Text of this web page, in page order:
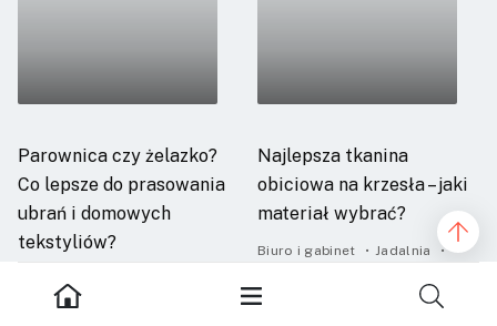
Parownica czy żelazko?
Co lepsze do prasowania
ubrań i domowych
tekstyliów?
Najlepsza tkanina
obiciowa na krzesła – jaki
materiał wybrać?
Biuro i gabinet
Jadalnia